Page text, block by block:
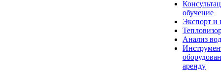
обучение
Экспорт и
Анализ
аренду